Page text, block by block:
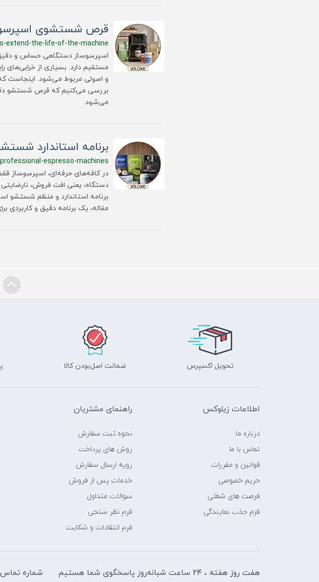
قرص شستشوی
extend-the-life-of-the-machine
اسپرسوساز دستگاهی حساس و
مستقیم دارد. بسیاری از
و اصولی مربوط می‌شود.
بررسی می‌کنیم که قرص شستشو
می‌شود.
برنامه استاندارد
espresso-machines
در کافه‌های حرفه‌ای،
دستگاه، یعنی افت فروش،
برنامه استاندارد و منظم شستشو
مقاله، یک برنامه دقیق و
تحویل اکسپرس ضمانت اصل‌بودن کالا
اطلاعات زیلوکس
درباره ما
تماس با ما
قوانین و مقررات
حریم خصوصی
فرصت های شغلی
فرم جذب نمایندگی
راهنمای مشتریان
نحوه ثبت سفارش
روش های پرداخت
رویه ارسال سفارش
خدمات پس از فروش
سوالات متداول
فرم نظر سنجی
فرم انتقادات و شکایت
هفت روز هفته ، ۲۴ ساعت شبانه‌روز پاسخگوی شما هستیم شماره